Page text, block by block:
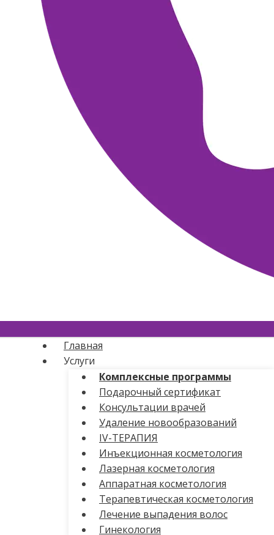
Главная
Услуги
Комплексные программы
Подарочный сертификат
Консультации врачей
Удаление новообразований
IV-ТЕРАПИЯ
Инъекционная косметология
Лазерная косметология
Аппаратная косметология
Терапевтическая косметология
Лечение выпадения волос
Гинекология